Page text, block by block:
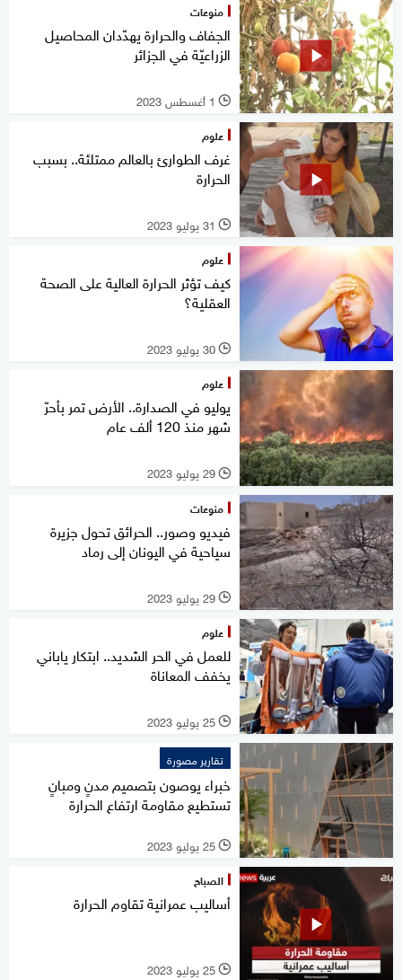
منوعات
الجفاف والحرارة يهدّدان المحاصيل
الزراعيّة في الجزائر
l 1 أغسطس 2023
علوم
غرف الطوارئ بالعالم ممتلئة.. بسبب
الحرارة
l 31 يوليو 2023
علوم
كيف تؤثر الحرارة العالية على الصحة
العقلية؟
l 30 يوليو 2023
علوم
يوليو في الصدارة.. الأرض تمر بأحرّ
شهر منذ 120 ألف عام
l 29 يوليو 2023
منوعات
فيديو وصور.. الحرائق تحول جزيرة
سياحية في اليونان إلى رماد
l 29 يوليو 2023
علوم
للعمل في الحر الشديد.. ابتكار ياباني
يخفف المعاناة
l 25 يوليو 2023
تقارير مصورة
خبراء يوصون بتصميم مدنٍ ومبانٍ
تستطيع مقاومة ارتفاع الحرارة
l 25 يوليو 2023
الصباح
أساليب عمرانية تقاوم الحرارة
l 25 يوليو 2023